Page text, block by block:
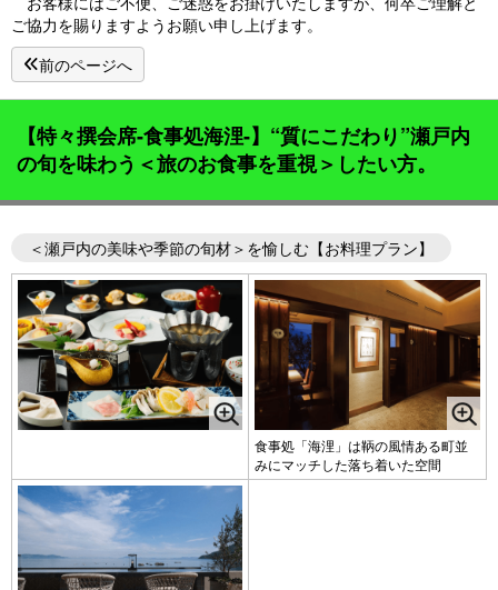
ご協力を賜りますようお願い申し上げます。
前のページへ
【特々撰会席-食事処海浬-】“質にこだわり”瀬戸内
の旬を味わう＜旅のお食事を重視＞したい方。
＜瀬戸内の美味や季節の旬材＞を愉しむ【お料理プラン】
食事処「海浬」は鞆の風情ある町並
みにマッチした落ち着いた空間